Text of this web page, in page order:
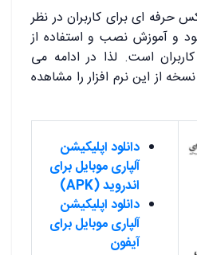
حرفه ای برای کاربران در نظر
و آموزش نصب و استفاده از
است. لذا در ادامه می
از این نرم افزار را مشاهده
دانلود اپلیکیشن
آلپاری موبایل برای
اندروید (APK)
دانلود اپلیکیشن
آلپاری موبایل برای
آیفون